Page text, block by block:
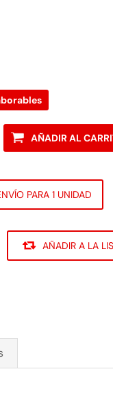
AÑADIR AL
PARA 1 UNIDAD
AÑADIR A LA